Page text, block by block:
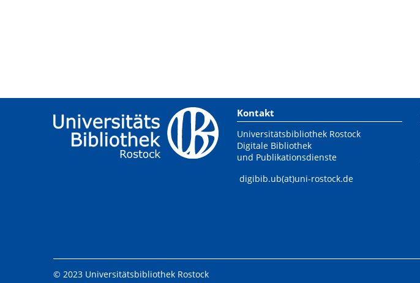
Kontakt
Universitätsbibliothek Rostock
Digitale Bibliothek
und Publikationsdienste
digibib.ub(at)uni-rostock.de
© 2023 Universitätsbibliothek Rostock